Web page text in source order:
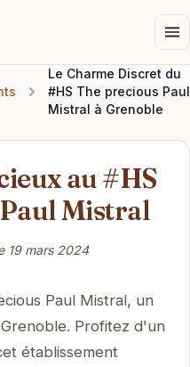
Le Charme Discret du
#HS The precious Paul
Mistral à Grenoble
au #HS
Mistral
19 mars 2024
Paul Mistral, un
Profitez d'un
établissement